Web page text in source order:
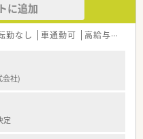
に追加
勤なし 車通勤可 高給与(600万円以上)
会社)
定